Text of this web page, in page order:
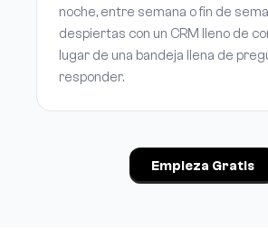
noche, entre semana o fin de
despiertas con un CRM lleno de
lugar de una bandeja llena de
responder.
Empieza Gratis